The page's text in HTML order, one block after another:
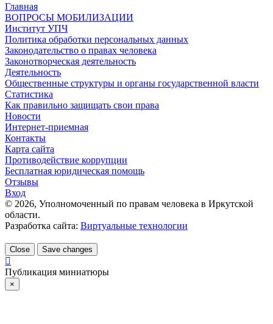
Главная
ВОПРОСЫ МОБИЛИЗАЦИИ
Институт УПЧ
Политика обработки персональных данных
Законодательство о правах человека
Законотворческая деятельность
Деятельность
Общественные структуры и органы государственной власти
Статистика
Как правильно защищать свои права
Новости
Интернет-приемная
Контакты
Карта сайта
Противодействие коррупции
Бесплатная юридическая помощь
Отзывы
Вход
© 2026, Уполномоченный по правам человека в Иркутской
области.
Разработка сайта: Виртуальные технологии
Close Save changes
Публикация миниатюры
×